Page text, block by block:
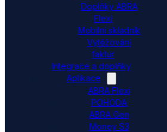
Doplňky ABRA
Flexi
Mobilní skladník
Vytěžování
faktur
Integrace a doplňky
Aplikace
ABRA Flexi
POHODA
ABRA Gen
Money S3